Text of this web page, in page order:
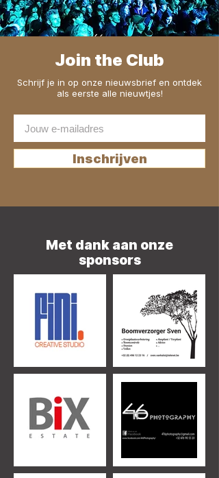
Join the Club
Schrijf je in op onze nieuwsbrief en ontdek
als eerste alle nieuwtjes!
Inschrijven
Met dank aan onze
sponsors